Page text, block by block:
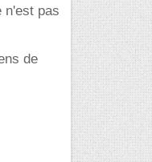
n'est pas
de